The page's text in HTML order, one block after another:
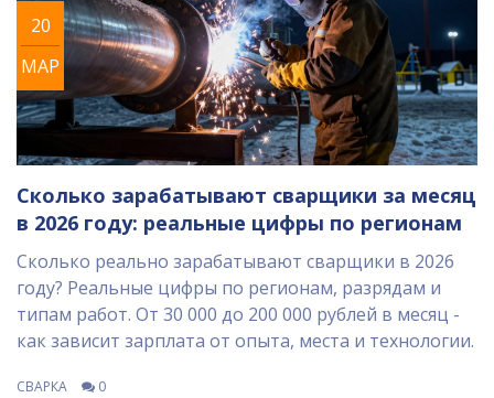
20
МАР
Сколько зарабатывают сварщики за месяц
в 2026 году: реальные цифры по регионам
Сколько реально зарабатывают сварщики в 2026
году? Реальные цифры по регионам, разрядам и
типам работ. От 30 000 до 200 000 рублей в месяц -
как зависит зарплата от опыта, места и технологии.
СВАРКА 0